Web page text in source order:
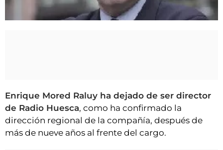
FIESTAS DE SAN LORENZO
ESQUELAS
CLUB DEL AMIGO MILITANTE
Enrique Mored Raluy ha dejado de ser director
de Radio Huesca, como ha confirmado la
dirección regional de la compañía, después de
más de nueve años al frente del cargo.